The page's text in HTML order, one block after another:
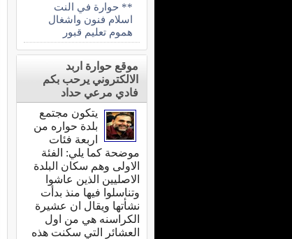
** حوارة في النت
اسلام فنون واشغال
هموم تعليم قبور
موقع حوارة اربد
الالكتروني يرحب بكم
فادي مرعي حداد
يتكون مجتمع
بلدة حواره من
اربعة فئات
موضحة كما يلي: الفئة
الاولى وهم سكان البلدة
الاصليين الذين عاشوا
وتناسلوا فيها منذ بدأت
نشأتها ويقال ان عشيرة
الكراسنه هي من اول
العشائر التي سكنت هذه